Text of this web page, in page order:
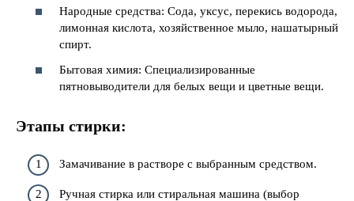
Народные средства: Сода, уксус, перекись водорода,
лимонная кислота, хозяйственное мыло, нашатырный
спирт.
Бытовая химия: Специализированные
пятновыводители для белых вещи и цветные вещи.
Этапы стирки:
Замачивание в растворе с выбранным средством.
Ручная стирка или стиральная машина (выбор